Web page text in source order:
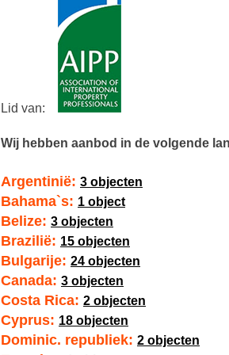
Lid van:
Wij hebben aanbod in de volgende
Argentinië: 3 objecten
Bahama`s: 1 object
Belize: 3 objecten
Brazilië: 15 objecten
Bulgarije: 24 objecten
Canada: 3 objecten
Costa Rica: 2 objecten
Cyprus: 18 objecten
Dominic. republiek: 2 objecten